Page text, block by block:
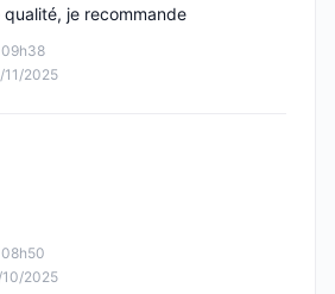
09h38
11/2025
je recommande
10/2025